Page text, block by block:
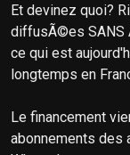
Et devinez quoi?
diffusÃ©es SANS
ce qui est
longtemps en
Le financement
abonnements des